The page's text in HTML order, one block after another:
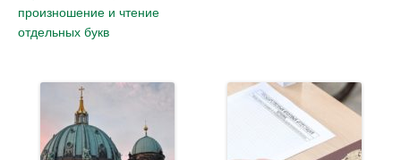
произношение и чтение
отдельных букв